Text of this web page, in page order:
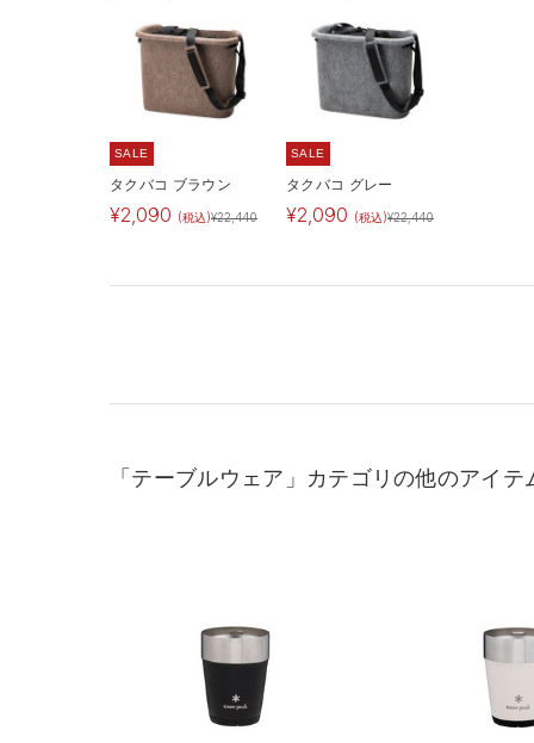
SALE
タクバコ ブラウン
¥2,090 (税込)¥22,440
SALE
タクバコ グレー
¥2,090 (税込)¥22,440
「テーブルウェア」カテゴリの他のアイテ